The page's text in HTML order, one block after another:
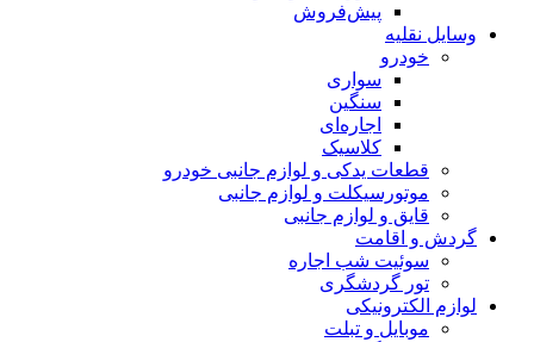
پیش‌فروش
وسایل نقلیه
خودرو
سواری
سنگین
اجاره‌ای
کلاسیک
قطعات یدکی و لوازم جانبی خودرو
موتورسیکلت و لوازم جانبی
قایق و لوازم جانبی
گردش و اقامت
سوئیت شب اجاره
تور گردشگری
لوازم الکترونیکی
موبایل و تبلت